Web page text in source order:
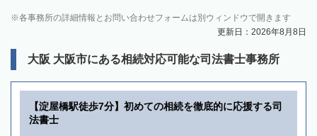
各事務所の詳細情報とお問い合わせフォームは別ウィンドウで開きます
更新日：2026年8月8日
大阪 大阪市にある相続対応可能な司法書士事務所
【淀屋橋駅徒歩7分】初めての相続を徹底的に応援する司
法書士